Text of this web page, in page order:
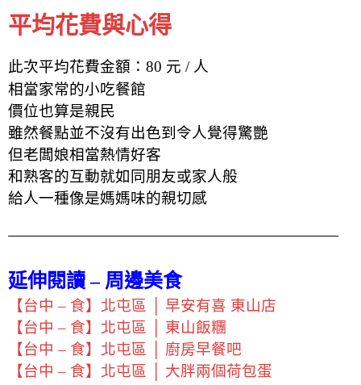
平均花費與心得
此次平均花費金額：80 元 / 人
相當家常的小吃餐館
價位也算是親民
雖然餐點並不沒有出色到令人覺得驚艷
但老闆娘相當熱情好客
和熟客的互動就如同朋友或家人般
給人一種像是媽媽味的親切感
延伸閱讀 – 周邊美食
【台中 – 食】北屯區 │ 早安有喜 東山店
【台中 – 食】北屯區 │ 東山飯糰
【台中 – 食】北屯區 │ 廚房早餐吧
【台中 – 食】北屯區 │ 大胖兩個荷包蛋